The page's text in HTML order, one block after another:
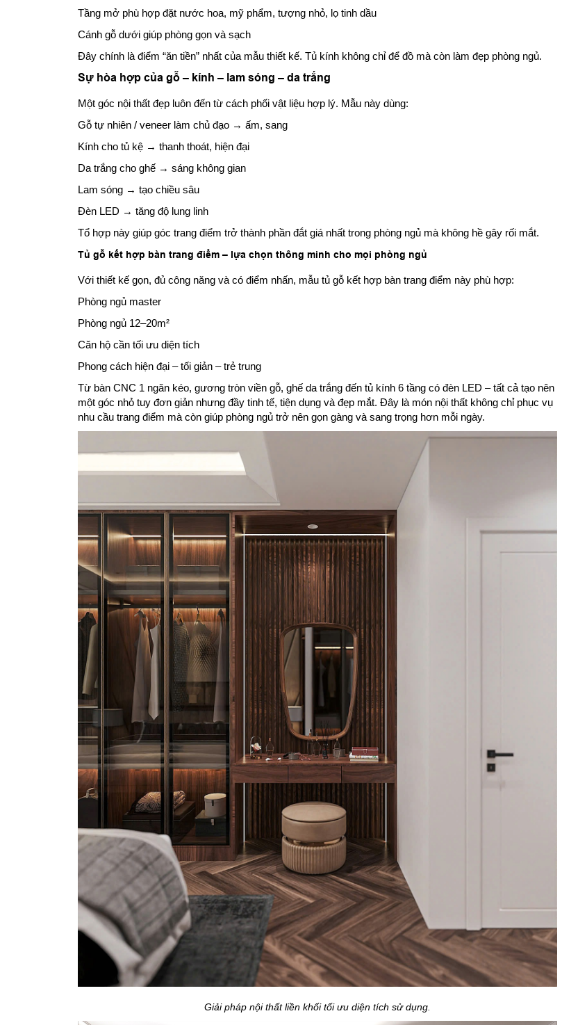
Tầng mở phù hợp đặt nước hoa, mỹ phẩm, tượng nhỏ, lọ tinh dầu
Cánh gỗ dưới giúp phòng gọn và sạch
Đây chính là điểm “ăn tiền” nhất của mẫu thiết kế. Tủ kính không chỉ để đồ mà còn làm đẹp phòng ngủ.
Sự hòa hợp của gỗ – kính – lam sóng – da trắng
Một góc nội thất đẹp luôn đến từ cách phối vật liệu hợp lý. Mẫu này dùng:
Gỗ tự nhiên / veneer làm chủ đạo → ấm, sang
Kính cho tủ kệ → thanh thoát, hiện đại
Da trắng cho ghế → sáng không gian
Lam sóng → tạo chiều sâu
Đèn LED → tăng độ lung linh
Tổ hợp này giúp góc trang điểm trở thành phần đắt giá nhất trong phòng ngủ mà không hề gây rối mắt.
Tủ gỗ kết hợp bàn trang điểm – lựa chọn thông minh cho mọi phòng ngủ
Với thiết kế gọn, đủ công năng và có điểm nhấn, mẫu tủ gỗ kết hợp bàn trang điểm này phù hợp:
Phòng ngủ master
Phòng ngủ 12–20m²
Căn hộ cần tối ưu diện tích
Phong cách hiện đại – tối giản – trẻ trung
Từ bàn CNC 1 ngăn kéo, gương tròn viền gỗ, ghế da trắng đến tủ kính 6 tầng có đèn LED – tất cả tạo nên
một góc nhỏ tuy đơn giản nhưng đầy tinh tế, tiện dụng và đẹp mắt. Đây là món nội thất không chỉ phục vụ
nhu cầu trang điểm mà còn giúp phòng ngủ trở nên gọn gàng và sang trọng hơn mỗi ngày.
Giải pháp nội thất liền khối tối ưu diện tích sử dụng.